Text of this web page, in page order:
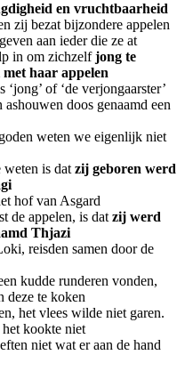
en vruchtbaarheid
zij bezat bijzondere appelen
aan ieder die ze at
in om zichzelfjong te
haar appelen
of ‘de verjongaarster’
doos genaamd een
weten we eigenlijk niet
is datzij geboren werd
hof van Asgard
de appelen, is datzij werd
Thjazi
reisden samen door de
kudde runderen vonden,
deze te koken
het vlees wilde niet garen.
kookte niet
niet wat er aan de hand